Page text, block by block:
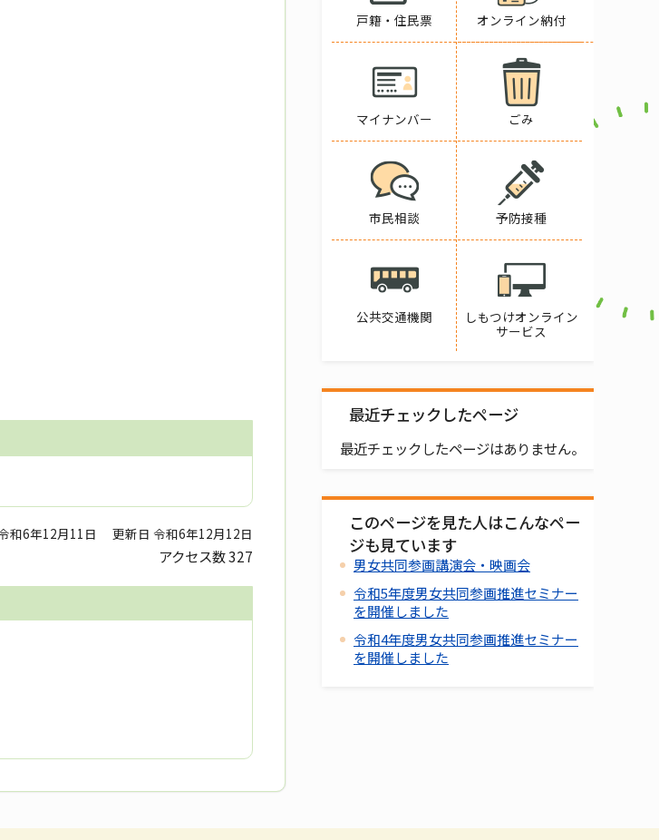
和6年12月11日 更新日 令和6年12月12日
アクセス数327
戸籍・住民票 オンライン納付
マイナンバー ごみ
市民相談 予防接種
公共交通機関
しもつけオンライン
サービス
最近チェックしたページ
最近チェックしたページはありません。
このページを見た人はこんなペー
ジも見ています
男女共同参画講演会・映画会
令和5年度男女共同参画推進セミナー
を開催しました
令和4年度男女共同参画推進セミナー
を開催しました